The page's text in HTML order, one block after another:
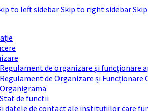
to left sidebarSkip to right sidebar
Regulament de organizare și funcționare
Regulament de Organizare și Funcționare
Organigrama
Stat de functii
datele de contact ale instituțiilor care